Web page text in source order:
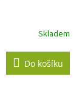
Skladem
Do košíku